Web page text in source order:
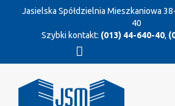
Jasielska Spółdzielnia Mieszkaniowa
40
Szybki kontakt: (013) 44-640-40,